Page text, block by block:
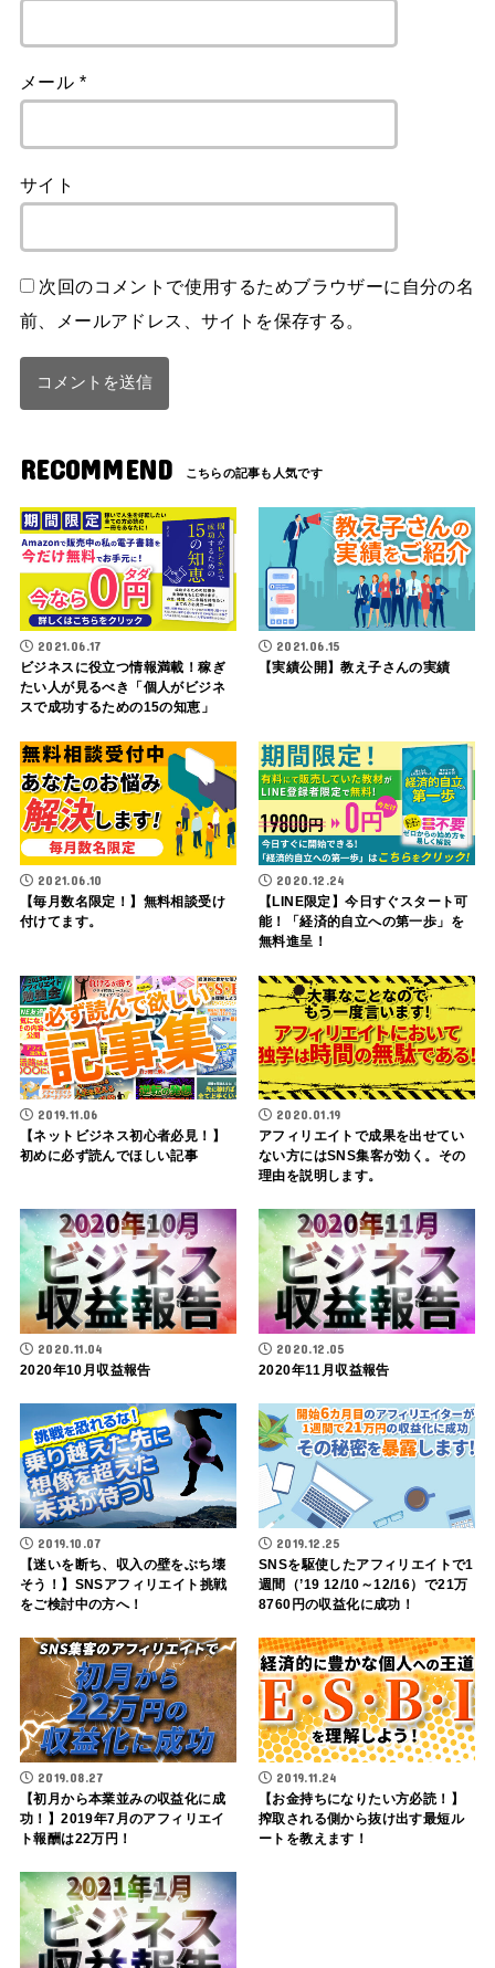
メール *
サイト
次回のコメントで使用するためブラウザーに自分の名
前、メールアドレス、サイトを保存する。
RECOMMEND
2021.06.17
ビジネスに役立つ情報満載！稼ぎ
たい人が見るべき「個人がビジネ
スで成功するための15の知恵」
2021.06.15
【実績公開】教え子さんの実績
2021.06.10
【毎月数名限定！】無料相談受け
付けてます。
2020.12.24
【LINE限定】今日すぐスタート可
能！「経済的自立への第一歩」を
無料進呈！
2019.11.06
【ネットビジネス初心者必見！】
初めに必ず読んでほしい記事
2020.01.19
アフィリエイトで成果を出せてい
ない方にはSNS集客が効く。その
理由を説明します。
2020.11.04
2020年10月収益報告
2020.12.05
2020年11月収益報告
2019.10.07
【迷いを断ち、収入の壁をぶち壊
そう！】SNSアフィリエイト挑戦
をご検討中の方へ！
2019.12.25
SNSを駆使したアフィリエイトで1
週間（’19 12/10～12/16）で21万
8760円の収益化に成功！
2019.08.27
【初月から本業並みの収益化に成
功！】2019年7月のアフィリエイ
ト報酬は22万円！
2019.11.24
【お金持ちになりたい方必読！】
搾取される側から抜け出す最短ル
ートを教えます！